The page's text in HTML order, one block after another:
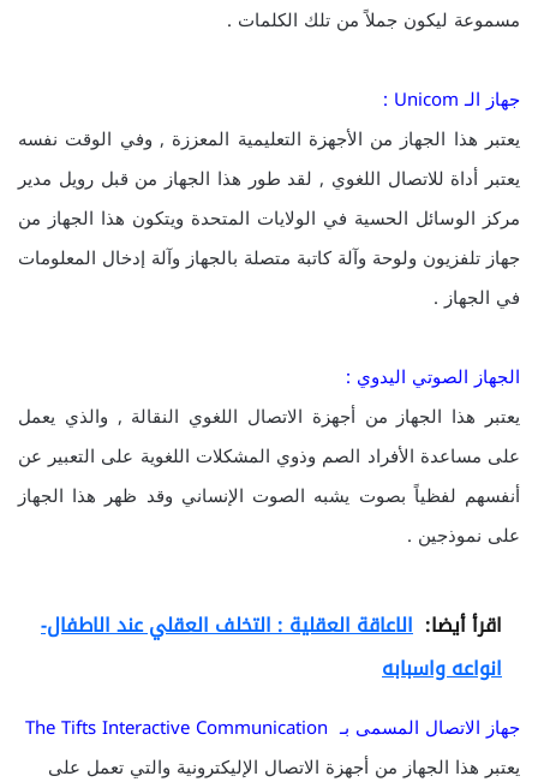
مسموعة ليكون جملاً من تلك الكلمات .
جهاز الـ Unicom :
يعتبر هذا الجهاز من الأجهزة التعليمية المعززة , وفي الوقت نفسه
يعتبر أداة للاتصال اللغوي , لقد طور هذا الجهاز من قبل رويل مدير
مركز الوسائل الحسية في الولايات المتحدة ويتكون هذا الجهاز من
جهاز تلفزيون ولوحة وآلة كاتبة متصلة بالجهاز وآلة إدخال المعلومات
في الجهاز .
الجهاز الصوتي اليدوي :
يعتبر هذا الجهاز من أجهزة الاتصال اللغوي النقالة , والذي يعمل
على مساعدة الأفراد الصم وذوي المشكلات اللغوية على التعبير عن
أنفسهم لفظياً بصوت يشبه الصوت الإنساني وقد ظهر هذا الجهاز
على نموذجين .
اقرأ أيضا: الاعاقة العقلية : التخلف العقلي عند الاطفال-
انواعه واسبابه
جهاز الاتصال المسمى بـ The Tifts Interactive Communication
يعتبر هذا الجهاز من أجهزة الاتصال الإليكترونية والتي تعمل على